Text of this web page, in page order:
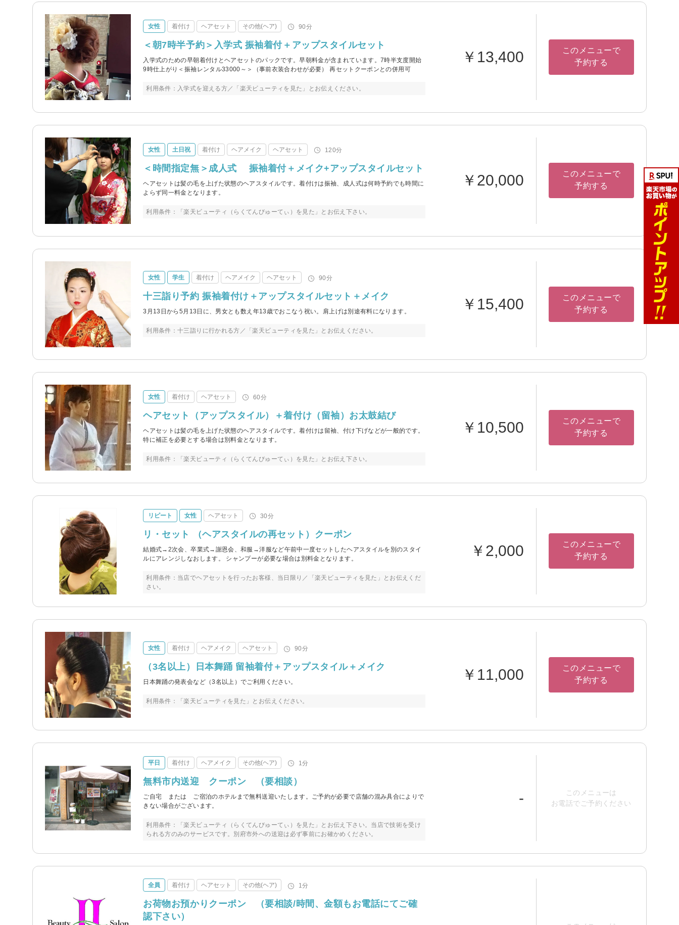
女性 着付け ヘアセット その他(ヘア) 90分
＜朝7時半予約＞入学式 振袖着付＋アップスタイルセット
入学式のための早朝着付けとヘアセットのパックです。早朝料金が含まれています。7時半支度開始
9時仕上がり＜振袖レンタル33000～＞（事前衣装合わせが必要） 再セットクーポンとの併用可
利用条件：入学式を迎える方／「楽天ビューティを見た」とお伝えください。
￥13,400
このメニューで
予約する
女性 土日祝 着付け ヘアメイク ヘアセット 120分
＜時間指定無＞成人式 振袖着付＋メイク+アップスタイルセット
ヘアセットは髪の毛を上げた状態のヘアスタイルです。着付けは振袖、成人式は何時予約でも時間に
よらず同一料金となります。
利用条件：「楽天ビューティ（らくてんびゅーてぃ）を見た」とお伝え下さい。
￥20,000
このメニューで
予約する
女性 学生 着付け ヘアメイク ヘアセット 90分
十三詣り予約 振袖着付け＋アップスタイルセット＋メイク
3月13日から5月13日に、男女とも数え年13歳でおこなう祝い。肩上げは別途有料になります。
利用条件：十三詣りに行かれる方／「楽天ビューティを見た」とお伝えください。
￥15,400
このメニューで
予約する
女性 着付け ヘアセット 60分
ヘアセット（アップスタイル）＋着付け（留袖）お太鼓結び
ヘアセットは髪の毛を上げた状態のヘアスタイルです。着付けは留袖、付け下げなどが一般的です。
特に補正を必要とする場合は別料金となります。
利用条件：「楽天ビューティ（らくてんびゅーてぃ）を見た」とお伝え下さい。
￥10,500
このメニューで
予約する
リピート 女性 ヘアセット 30分
リ・セット （ヘアスタイルの再セット）クーポン
結婚式→2次会、卒業式→謝恩会、和服→洋服など午前中一度セットしたヘアスタイルを別のスタイ
ルにアレンジしなおします。 シャンプーが必要な場合は別料金となります。
利用条件：当店でヘアセットを行ったお客様、当日限り／「楽天ビューティを見た」とお伝えくだ
さい。
￥2,000
このメニューで
予約する
女性 着付け ヘアメイク ヘアセット 90分
（3名以上）日本舞踊 留袖着付＋アップスタイル＋メイク
日本舞踊の発表会など（3名以上）でご利用ください。
利用条件：「楽天ビューティを見た」とお伝えください。
￥11,000
このメニューで
予約する
平日 着付け ヘアメイク その他(ヘア) 1分
無料市内送迎 クーポン （要相談）
ご自宅 または ご宿泊のホテルまで無料送迎いたします。ご予約が必要で店舗の混み具合によりで
きない場合がございます。
利用条件：「楽天ビューティ（らくてんびゅーてぃ）を見た」とお伝え下さい。当店で技術を受け
られる方のみのサービスです。別府市外への送迎は必ず事前にお確かめください。
-
このメニューは
お電話でご予約ください
全員 着付け ヘアセット その他(ヘア) 1分
お荷物お預かりクーポン （要相談/時間、金額もお電話にてご確
認下さい）